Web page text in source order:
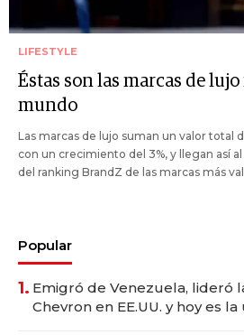
LIFESTYLE
Éstas son las marcas de
mundo
Las marcas de lujo suman un valor total
con un crecimiento del 3%, y llegan así
del ranking BrandZ de las marcas más
Popular
1. Emigró de Venezuela, lideró
Chevron en EE.UU. y hoy es